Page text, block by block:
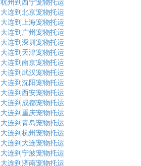
大连到北京宠物托运
大连到上海宠物托运
大连到广州宠物托运
大连到深圳宠物托运
大连到天津宠物托运
大连到南京宠物托运
大连到武汉宠物托运
大连到沈阳宠物托运
大连到西安宠物托运
大连到成都宠物托运
大连到重庆宠物托运
大连到青岛宠物托运
大连到杭州宠物托运
大连到大连宠物托运
大连到宁波宠物托运
大连到济南宠物托运